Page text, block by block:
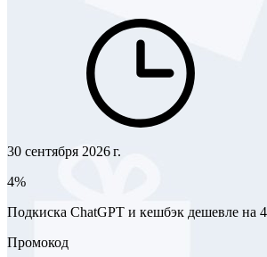
30 сентября 2026 г.
4%
Подкиска ChatGPT и кешбэк дешевле на
Промокод